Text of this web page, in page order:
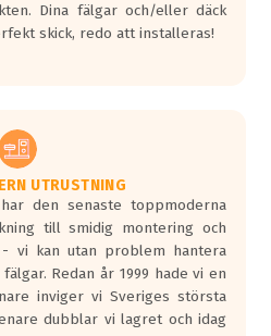
Dina fälgar och/eller däck
skick, redo att installeras!
UTRUSTNING
den senaste toppmoderna
till smidig montering och
vi kan utan problem hantera
Redan år 1999 hade vi en
inviger vi Sveriges största
dubblar vi lagret och idag